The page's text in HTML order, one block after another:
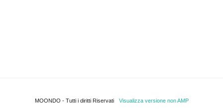
MOONDO - Tutti i diritti Riservati Visualizza versione non AMP